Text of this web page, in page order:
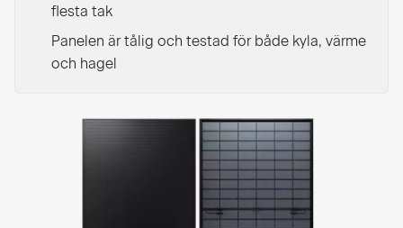
flesta tak
Panelen är tålig och testad för både kyla, värme
och hagel